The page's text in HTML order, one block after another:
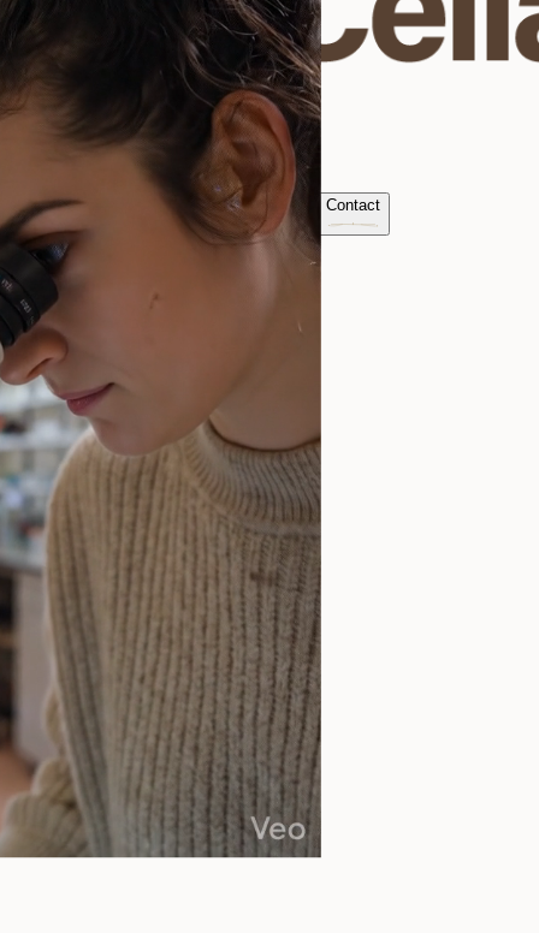
Home Over Ons Producten Nieuws Contact
Offerte Aanvragen